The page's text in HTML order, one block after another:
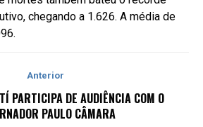
chegando a 1.626. A média de
Anterior
PARTICIPA DE AUDIÊNCIA COM O
PAULO CÂMARA